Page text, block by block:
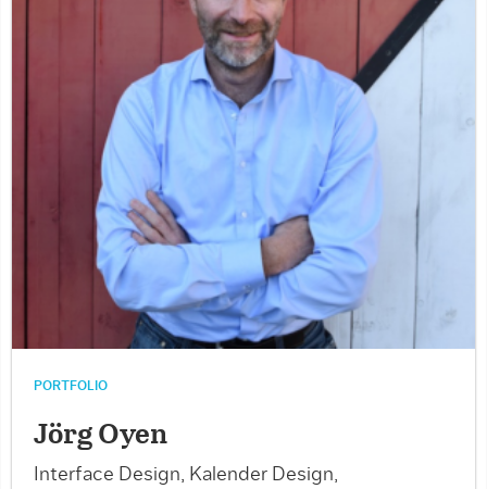
PORTFOLIO
Jörg Oyen
Interface Design, Kalender Design,